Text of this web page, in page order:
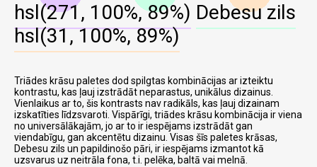
hsl(271, 100%, 89%) Debesu zils
hsl(31, 100%, 89%)
Triādes krāsu paletes dod spilgtas kombinācijas ar izteiktu
kontrastu, kas ļauj izstrādāt neparastus, unikālus dizainus.
Vienlaikus ar to, šis kontrasts nav radikāls, kas ļauj dizainam
izskatīties līdzsvaroti. Vispārīgi, triādes krāsu kombinācija ir viena
no universālākajām, jo ar to ir iespējams izstrādāt gan
viendabīgu, gan akcentētu dizainu. Visas šīs paletes krāsas,
Debesu zils un papildinošo pāri, ir iespējams izmantot kā
uzsvarus uz neitrāla fona, t.i. pelēka, baltā vai melnā.